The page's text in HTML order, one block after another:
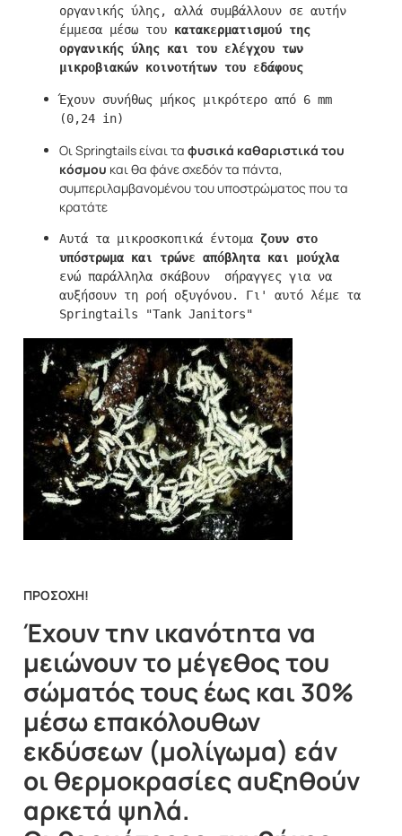
οργανικής ύλης, αλλά συμβάλλουν σε αυτήν
έμμεσα μέσω του κατακερματισμού της
οργανικής ύλης και του ελέγχου των
μικροβιακών κοινοτήτων του εδάφους
Έχουν συνήθως μήκος μικρότερο από 6 mm
Οι Springtails είναι τα φυσικά καθαριστικά του
κόσμου και θα φάνε σχεδόν τα πάντα,
συμπεριλαμβανομένου του υποστρώματος που τα
κρατάτε
Αυτά τα μικροσκοπικά έντομα ζουν στο
υπόστρωμα και τρώνε απόβλητα και μούχλα
ενώ παράλληλα σκάβουν  σήραγγες για να
αυξήσουν τη ροή οξυγόνου. Γι' αυτό λέμε τα
ΠΡΟΣΟΧΗ!
Έχουν την ικανότητα να
μειώνουν το μέγεθος του
σώματός τους έως και 30%
μέσω επακόλουθων
εκδύσεων (μολίγωμα) εάν
οι θερμοκρασίες αυξηθούν
αρκετά ψηλά.